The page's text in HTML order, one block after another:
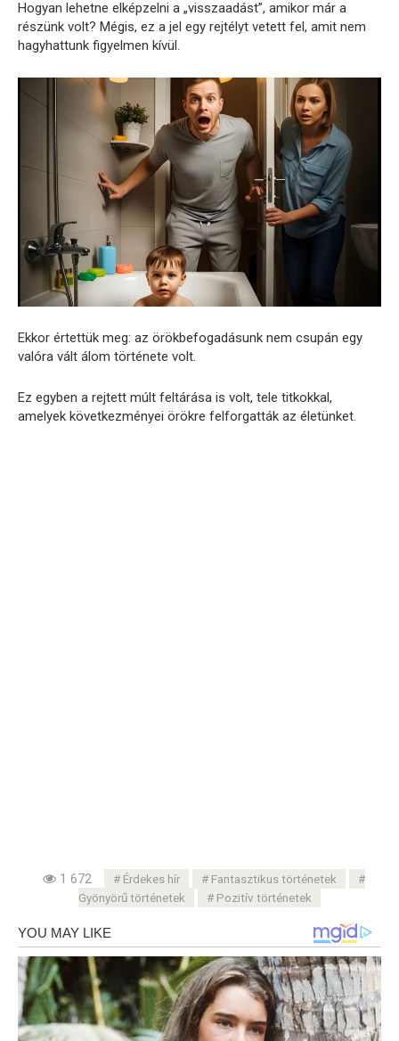
Hogyan lehetne elképzelni a „visszaadást”, amikor már a
részünk volt? Mégis, ez a jel egy rejtélyt vetett fel, amit nem
hagyhattunk figyelmen kívül.
Ekkor értettük meg: az örökbefogadásunk nem csupán egy
valóra vált álom története volt.
Ez egyben a rejtett múlt feltárása is volt, tele titkokkal,
amelyek következményei örökre felforgatták az életünket.
1 672 Érdekes hír
Fantasztikus történetek
Gyönyörű történetek
Pozitív történetek